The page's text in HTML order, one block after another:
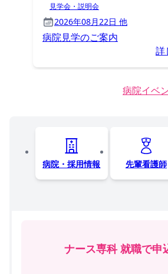
見学会・説明会
2026年08月22日 他
病院見学のご案内
詳
病院イベ
病院・採用情報
先輩看護師
ナース専科 就職で申